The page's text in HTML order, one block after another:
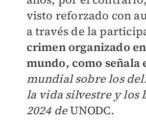
visto reforzado con
a través de la
crimen organizado
mundo, como señala
mundial sobre los
la vida silvestre y los
2024 deUNODC.